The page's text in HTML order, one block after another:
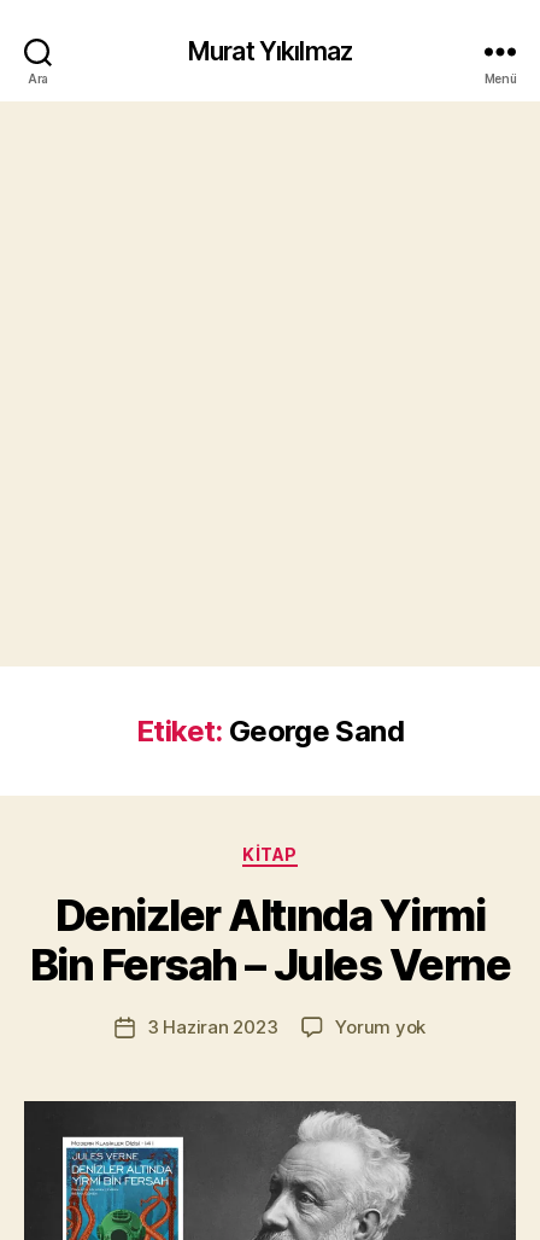
Ara
Murat Yıkılmaz
Menü
Etiket: George Sand
Kategoriler
KITAP
Denizler Altında Yirmi
Bin Fersah – Jules Verne
Yazının
yazarı
r
M
a
kı
l
m
a
z
Yazı3 Haziran 2023 Yorum yokDenizler
Bin